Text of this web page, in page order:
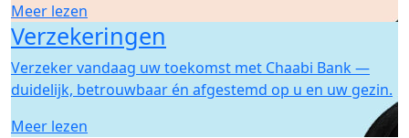
Meer lezen
Verzekeringen
Verzeker vandaag uw toekomst met Chaabi Bank —
duidelijk, betrouwbaar én afgestemd op u en uw gezin.
Meer lezen